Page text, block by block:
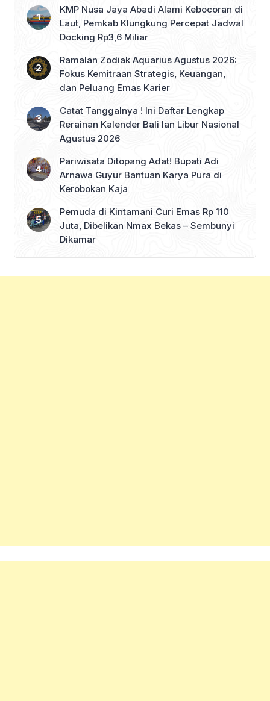
KMP Nusa Jaya Abadi Alami Kebocoran di
Laut, Pemkab Klungkung Percepat Jadwal
Docking Rp3,6 Miliar
Ramalan Zodiak Aquarius Agustus 2026:
Fokus Kemitraan Strategis, Keuangan,
dan Peluang Emas Karier
Catat Tanggalnya ! Ini Daftar Lengkap
Rerainan Kalender Bali lan Libur Nasional
Agustus 2026
Pariwisata Ditopang Adat! Bupati Adi
Arnawa Guyur Bantuan Karya Pura di
Kerobokan Kaja
Pemuda di Kintamani Curi Emas Rp 110
Juta, Dibelikan Nmax Bekas – Sembunyi
Dikamar